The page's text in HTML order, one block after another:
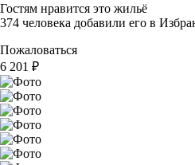
Гостям нравится это жильё
374 человека добавили его в
Пожаловаться
6 201 ₽